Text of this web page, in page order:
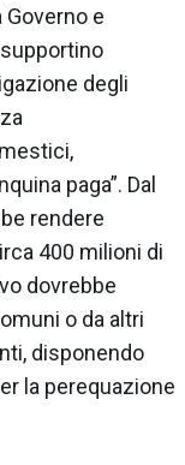
Governo e
degli
paga”. Dal
rendere
400 milioni di
dovrebbe
o da altri
disponendo
la perequazione